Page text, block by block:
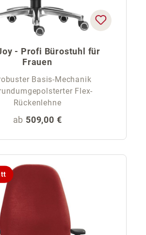
- Profi Bürostuhl für
Frauen
Basis-Mechanik
Flex-
Rückenlehne
Regulärer Preis:
ab 509,00 €